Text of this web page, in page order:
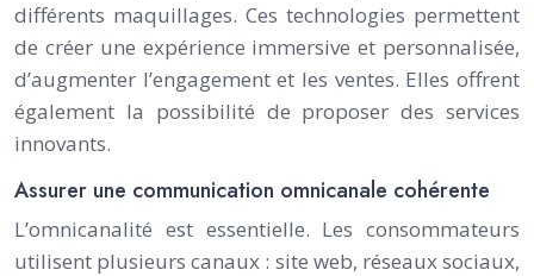
différents maquillages. Ces technologies permettent
de créer une expérience immersive et personnalisée,
d’augmenter l’engagement et les ventes. Elles offrent
également la possibilité de proposer des services
innovants.
Assurer une communication omnicanale cohérente
L’omnicanalité est essentielle. Les consommateurs
utilisent plusieurs canaux : site web, réseaux sociaux,